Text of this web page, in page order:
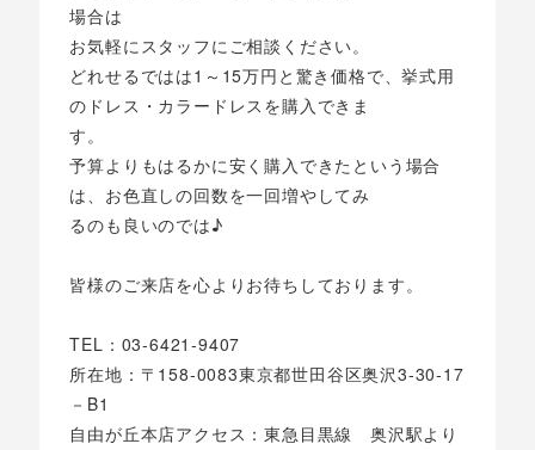
場合は
お気軽にスタッフにご相談ください。
どれせるではは1～15万円と驚き価格で、挙式用
のドレス・カラードレスを購入できま
す。
予算よりもはるかに安く購入できたという場合
は、お色直しの回数を一回増やしてみ
るのも良いのでは♪
皆様のご来店を心よりお待ちしております。
TEL：03‐6421‐9407
所在地：〒158‐0083東京都世田谷区奥沢3‐30‐17
－B1
自由が丘本店アクセス：東急目黒線 奥沢駅より